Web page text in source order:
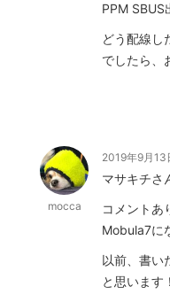
PPM SBUS
どう配線し
でしたら、
mocca
2019年9月13
マサキチさ
コメントあ
Mobula7に
以前、書い
と思います！